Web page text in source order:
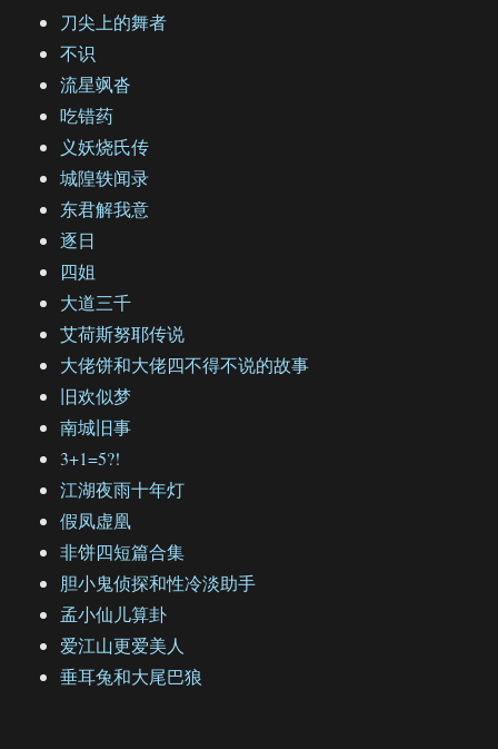
刀尖上的舞者
不识
流星飒沓
吃错药
义妖烧氏传
城隍轶闻录
东君解我意
逐日
四姐
大道三千
艾荷斯努耶传说
大佬饼和大佬四不得不说的故事
旧欢似梦
南城旧事
3+1=5?!
江湖夜雨十年灯
假凤虚凰
非饼四短篇合集
胆小鬼侦探和性冷淡助手
孟小仙儿算卦
爱江山更爱美人
垂耳兔和大尾巴狼